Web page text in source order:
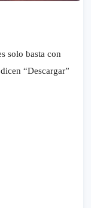
solo basta con
“Descargar”